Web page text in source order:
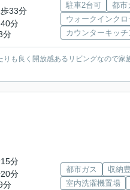
歩33分
40分
分
駐車2台可 都市
ウォークインクロ
カウンターキッチ
も良く開放感あるリビングなので家
15分
20分
分
都市ガス 収納
室内洗濯機置場